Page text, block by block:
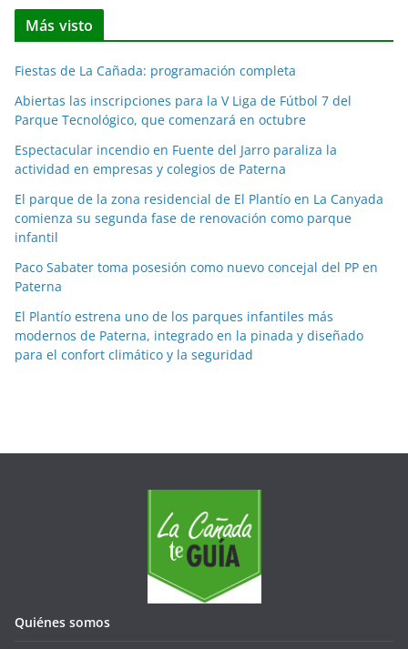
t
i
a
s
p
o
r
m
e
s
e
Más visto
Fiestas de La Cañada: programación completa
Abiertas las inscripciones para la V Liga de Fútbol 7 del
Parque Tecnológico, que comenzará en octubre
Espectacular incendio en Fuente del Jarro paraliza la
actividad en empresas y colegios de Paterna
El parque de la zona residencial de El Plantío en La Canyada
comienza su segunda fase de renovación como parque
infantil
Paco Sabater toma posesión como nuevo concejal del PP en
Paterna
El Plantío estrena uno de los parques infantiles más
modernos de Paterna, integrado en la pinada y diseñado
para el confort climático y la seguridad
Quiénes somos